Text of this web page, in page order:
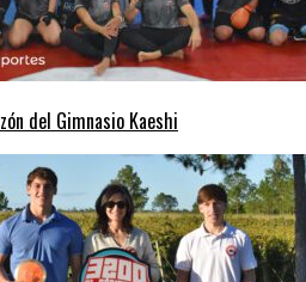
del Gimnasio Kaeshi